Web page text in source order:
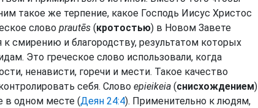
такое же терпение, какое Господь Иисус Христос
слово prautēs (кротостью) в Новом Завете
к смирению и благородству, результатом которых
Это греческое слово использовали, когда
ненависти, горечи и мести. Такое качество
себя. Слово epieikeia (снисхождением)
в одном месте (Деян 24:4). Применительно к людям,